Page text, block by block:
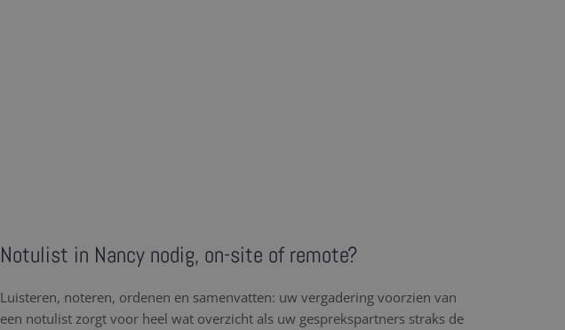
Notulist in Nancy nodig, on-site of remote?
Luisteren, noteren, ordenen en samenvatten: uw vergadering voorzien van
een notulist zorgt voor heel wat overzicht als uw gesprekspartners straks de